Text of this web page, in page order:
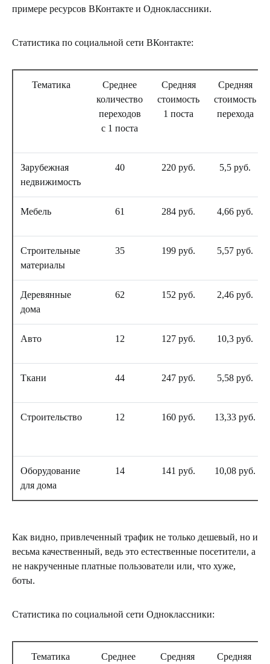
примере ресурсов ВКонтакте и Одноклассники.
Статистика по социальной сети ВКонтакте:
Тематика
Среднее
количество
переходов
с 1 поста
Средняя
стоимость
1 поста
Средняя
стоимость
перехода
Зарубежная
недвижимость
40 220 руб. 5,5 руб.
Мебель 61 284 руб. 4,66 руб.
Строительные
материалы
35 199 руб. 5,57 руб.
Деревянные
дома
62 152 руб. 2,46 руб.
Авто 12 127 руб. 10,3 руб.
Ткани 44 247 руб. 5,58 руб.
Строительство 12 160 руб. 13,33 руб.
Оборудование
для дома
14 141 руб. 10,08 руб.
Как видно, привлеченный трафик не только дешевый, но и
весьма качественный, ведь это естественные посетители, а
не накрученные платные пользователи или, что хуже,
боты.
Статистика по социальной сети Одноклассники:
Тематика
Среднее
Средняя
Средняя